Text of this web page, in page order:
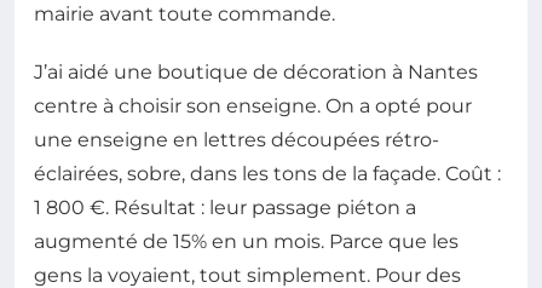
mairie avant toute commande.
J’ai aidé une boutique de décoration à Nantes
centre à choisir son enseigne. On a opté pour
une enseigne en lettres découpées rétro-
éclairées, sobre, dans les tons de la façade. Coût :
1 800 €. Résultat : leur passage piéton a
augmenté de 15% en un mois. Parce que les
gens la voyaient, tout simplement. Pour des